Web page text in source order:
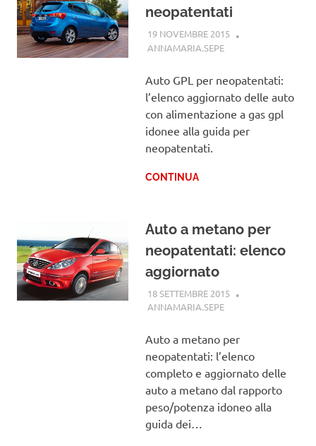
neopatentati
19 NOVEMBRE 2015
ANNAMARIA.SEPEPATENTE
Auto GPL per neopatentati:
l’elenco aggiornato delle auto
con alimentazione a gas gpl
idonee alla guida per
neopatentati.
CONTINUA
Auto a metano per
neopatentati: elenco
aggiornato
18 SETTEMBRE 2015
ANNAMARIA.SEPEPATENTE
Auto a metano per
neopatentati: l’elenco
completo e aggiornato delle
auto a metano dal rapporto
peso/potenza idoneo alla
guida dei…